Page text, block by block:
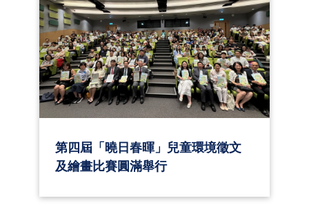
第四屆「曉日春暉」兒童環境徵文
及繪畫比賽圓滿舉行